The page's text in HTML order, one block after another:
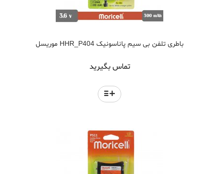
باطری تلفن بی سیم پاناسونیک HHR_P404 موریسل
تماس بگیرید